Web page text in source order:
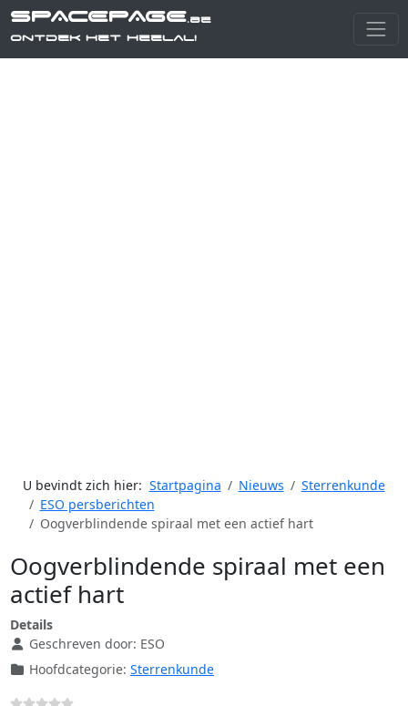
SPACEPAGE.be
Ontdek het heelal!
U bevindt zich hier: Startpagina Nieuws
Sterrenkunde
ESO persberichten
Oogverblindende spiraal met een actief hart
Oogverblindende spiraal met een
actief hart
Details
Geschreven door: ESO
Hoofdcategorie: Sterrenkunde